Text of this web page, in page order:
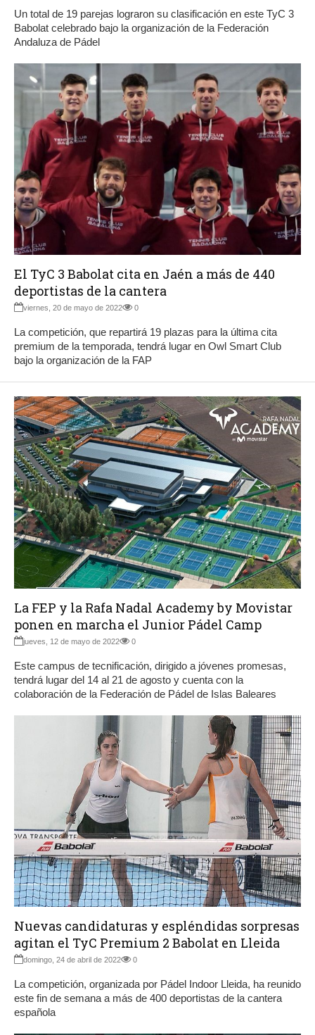
Un total de 19 parejas lograron su clasificación en este TyC 3
Babolat celebrado bajo la organización de la Federación
Andaluza de Pádel
El TyC 3 Babolat cita en Jaén a más de 440
deportistas de la cantera
viernes, 20 de mayo de 2022 0
La competición, que repartirá 19 plazas para la última cita
premium de la temporada, tendrá lugar en Owl Smart Club
bajo la organización de la FAP
La FEP y la Rafa Nadal Academy by Movistar
ponen en marcha el Junior Pádel Camp
jueves, 12 de mayo de 2022 0
Este campus de tecnificación, dirigido a jóvenes promesas,
tendrá lugar del 14 al 21 de agosto y cuenta con la
colaboración de la Federación de Pádel de Islas Baleares
Nuevas candidaturas y espléndidas sorpresas
agitan el TyC Premium 2 Babolat en Lleida
domingo, 24 de abril de 2022 0
La competición, organizada por Pádel Indoor Lleida, ha reunido
este fin de semana a más de 400 deportistas de la cantera
española